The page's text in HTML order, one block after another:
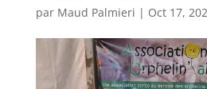
par Maud Palmieri | Oct 17,